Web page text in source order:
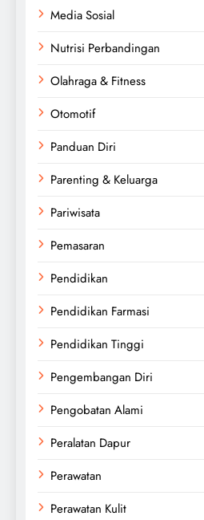
Media Sosial
Nutrisi Perbandingan
Olahraga & Fitness
Otomotif
Panduan Diri
Parenting & Keluarga
Pariwisata
Pemasaran
Pendidikan
Pendidikan Farmasi
Pendidikan Tinggi
Pengembangan Diri
Pengobatan Alami
Peralatan Dapur
Perawatan
Perawatan Kulit